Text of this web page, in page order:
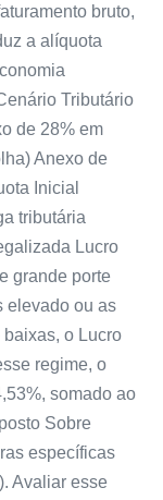
bruto,
a alíquota
Tributário
de 28% em
Anexo de
Inicial
tributária
Lucro
grande porte
elevado ou as
o Lucro
regime, o
somado ao
Sobre
específicas
Avaliar esse